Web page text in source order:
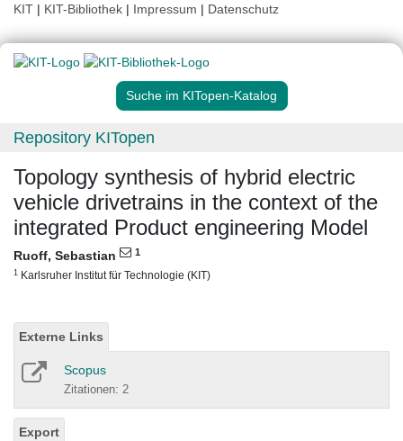
KIT | KIT-Bibliothek | Impressum | Datenschutz
Suche im KITopen-Katalog
Repository KITopen
Topology synthesis of hybrid electric
vehicle drivetrains in the context of the
integrated Product engineering Model
Ruoff, Sebastian 1
1 Karlsruher Institut für Technologie (KIT)
Externe Links
Scopus
Zitationen: 2
Export